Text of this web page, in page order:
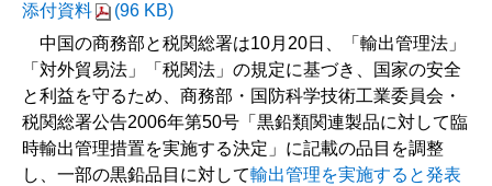
添付資料
(96 KB)
中国の商務部と税関総署は10月20日、「輸出管理法」
「対外貿易法」「税関法」の規定に基づき、国家の安全
と利益を守るため、商務部・国防科学技術工業委員会・
税関総署公告2006年第50号「黒鉛類関連製品に対して臨
時輸出管理措置を実施する決定」に記載の品目を調整
し、一部の黒鉛品目に対して輸出管理を実施すると発表